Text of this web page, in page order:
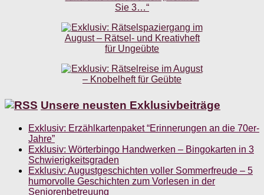
Unsere neusten Exklusivbeiträge
Exklusiv: Erzählkartenpaket “Erinnerungen an die 70er-
Jahre”
Exklusiv: Wörterbingo Handwerken – Bingokarten in 3
Schwierigkeitsgraden
Exklusiv: Augustgeschichten voller Sommerfreude – 5
humorvolle Geschichten zum Vorlesen in der
Seniorenbetreuung